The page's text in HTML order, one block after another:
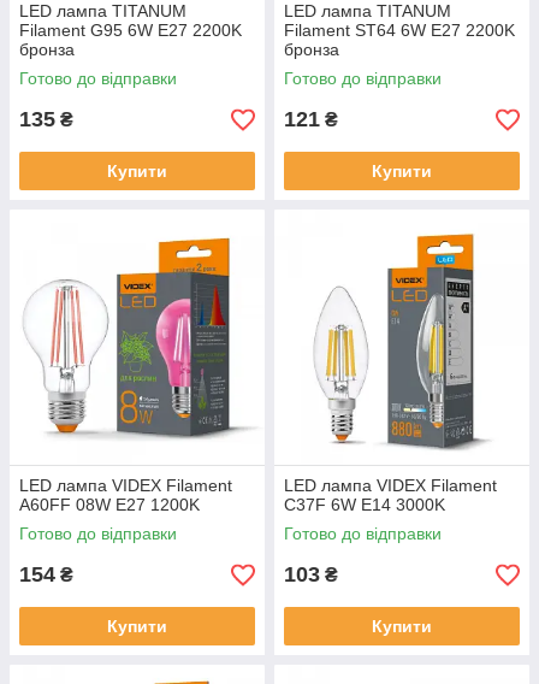
LED лампа TITANUM
Filament G95 6W E27 2200K
бронза
Готово до відправки
135 ₴
Купити
LED лампа TITANUM
Filament ST64 6W E27 2200K
бронза
Готово до відправки
121 ₴
Купити
LED лампа VIDEX Filament
A60FF 08W E27 1200K
Готово до відправки
154 ₴
Купити
LED лампа VIDEX Filament
C37F 6W E14 3000K
Готово до відправки
103 ₴
Купити